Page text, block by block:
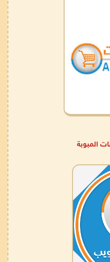
المبوبة